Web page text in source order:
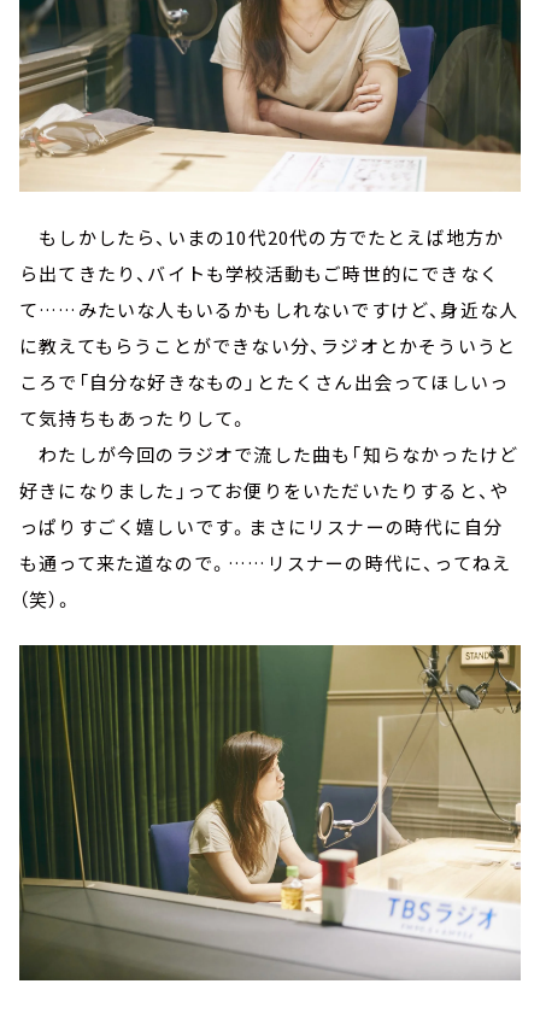
もしかしたら、いまの10代20代の方でたとえば地方か
ら出てきたり、バイトも学校活動もご時世的にできなく
て……みたいな人もいるかもしれないですけど、身近な人
に教えてもらうことができない分、ラジオとかそういうと
ころで「自分な好きなもの」とたくさん出会ってほしいっ
て気持ちもあったりして。
わたしが今回のラジオで流した曲も「知らなかったけど
好きになりました」ってお便りをいただいたりすると、や
っぱりすごく嬉しいです。まさにリスナーの時代に自分
も通って来た道なので。……リスナーの時代に、ってねえ
（笑）。